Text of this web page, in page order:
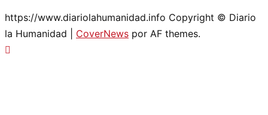
https://www.diariolahumanidad.info Copyright © Diario
la Humanidad
CoverNews por AF themes.